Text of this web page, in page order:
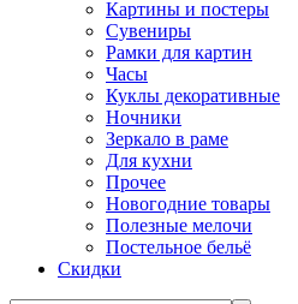
Картины и постеры
Сувениры
Рамки для картин
Часы
Куклы декоративные
Ночники
Зеркало в раме
Для кухни
Прочее
Новогодние товары
Полезные мелочи
Постельное бельё
Скидки